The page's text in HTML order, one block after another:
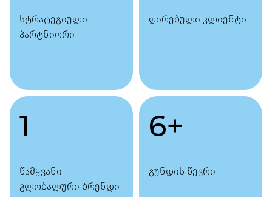
სტრატეგიული
პარტნიორი
ღირებული კლიენტი
1
წამყვანი
გლობალური ბრენდი
6+
გუნდის წევრი